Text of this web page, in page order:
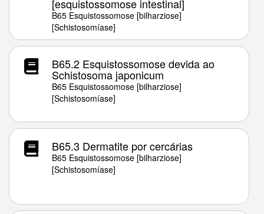
[esquistossomose intestinal]
B65 Esquistossomose [bilharziose]
[Schistosomíase]
B65.2 Esquistossomose devida ao
Schistosoma japonicum
B65 Esquistossomose [bilharziose]
[Schistosomíase]
B65.3 Dermatite por cercárias
B65 Esquistossomose [bilharziose]
[Schistosomíase]